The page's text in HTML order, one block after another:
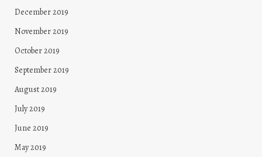
December 2019
November 2019
October 2019
September 2019
August 2019
July 2019
June 2019
May 2019